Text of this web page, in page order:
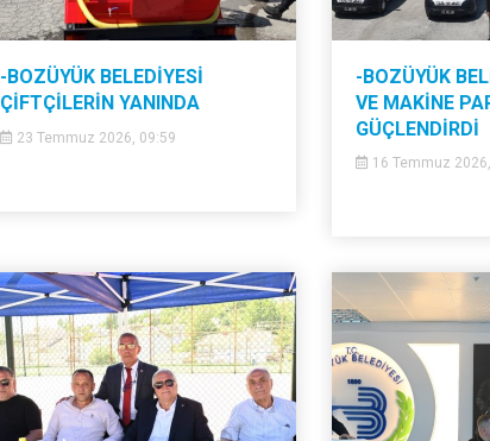
-BOZÜYÜK BELEDİYESİ
ÇİFTÇİLERİN YANINDA
23 Temmuz 2026, 09:59
-BOZÜYÜK
VE MAKİNE
GÜÇLENDİRDİ
16 Temmuz